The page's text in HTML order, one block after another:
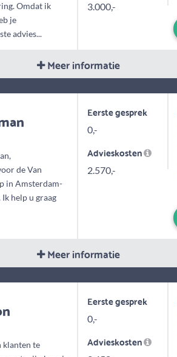
Omdat ik
je
advies...
3.000,-
Meer informatie
de Van
in Amsterdam-
help u graag
Eerste gesprek
0,-
Advieskosten
2.570,-
Meer informatie
klanten te
Eerste gesprek
0,-
Advieskosten